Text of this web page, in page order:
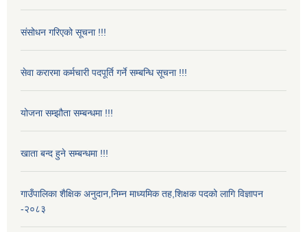
संसोधन गरिएको सूचना !!!
सेवा करारमा कर्मचारी पदपूर्ति गर्ने सम्बन्धि सूचना !!!
योजना सम्झौता सम्बन्धमा !!!
खाता बन्द हुने सम्बन्धमा !!!
गाउँपालिका शैक्षिक अनुदान,निम्न माध्यमिक तह,शिक्षक पदको लागि विज्ञापन
-२०८३